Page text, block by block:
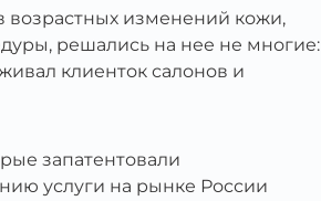
изменений кожи,
решались на нее не многие:
клиенток салонов и
запатентовали
услуги на рынке России